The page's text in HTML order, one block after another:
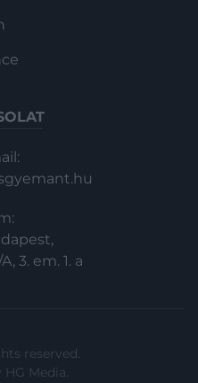
a földrész 6
3. em. 1. a
reserved.
HG Media.